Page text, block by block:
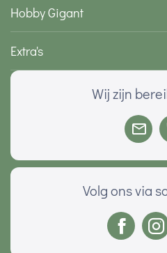
Hobby Gigant
Extra's
Wij zijn
Volg ons via